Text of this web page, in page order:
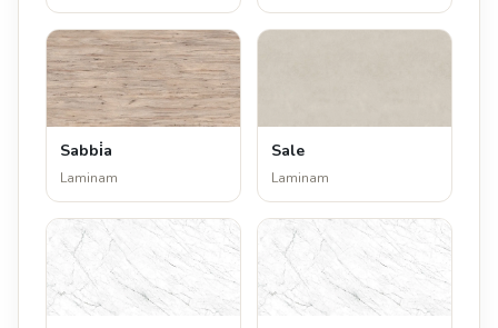
Sabbi̇a
Laminam
Sale
Laminam